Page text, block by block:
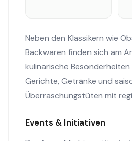
Neben den Klassikern wie
Backwaren finden sich am
kulinarische Besonderheiten
Gerichte, Getränke und
Überraschungstüten mit
Events & Initiativen